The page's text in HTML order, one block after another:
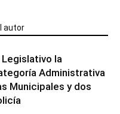
autor
la
Administrativa
Municipales y dos